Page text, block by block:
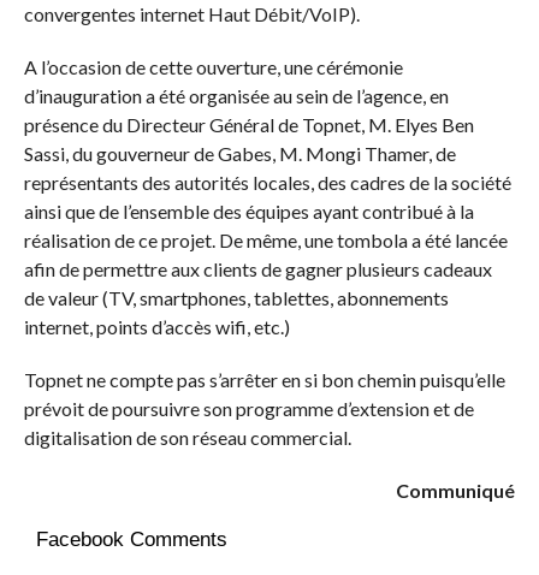
convergentes internet Haut Débit/VoIP).
A l’occasion de cette ouverture, une cérémonie
d’inauguration a été organisée au sein de l’agence, en
présence du Directeur Général de Topnet, M. Elyes Ben
Sassi, du gouverneur de Gabes, M. Mongi Thamer, de
représentants des autorités locales, des cadres de la société
ainsi que de l’ensemble des équipes ayant contribué à la
réalisation de ce projet. De même, une tombola a été lancée
afin de permettre aux clients de gagner plusieurs cadeaux
de valeur (TV, smartphones, tablettes, abonnements
internet, points d’accès wifi, etc.)
Topnet ne compte pas s’arrêter en si bon chemin puisqu’elle
prévoit de poursuivre son programme d’extension et de
digitalisation de son réseau commercial.
Communiqué
Facebook Comments